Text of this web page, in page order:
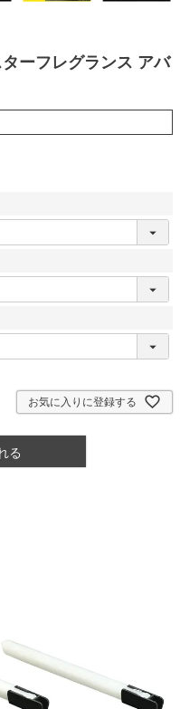
ーフレグランス アバ
お気に入りに登録する
る